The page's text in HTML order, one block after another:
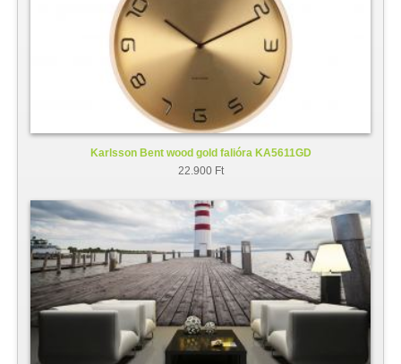
Karlsson Bent wood gold falióra KA5611GD
22.900 Ft